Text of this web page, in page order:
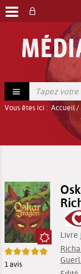
Vous êtes ici : Accueil/
5/5
1avis
Livre